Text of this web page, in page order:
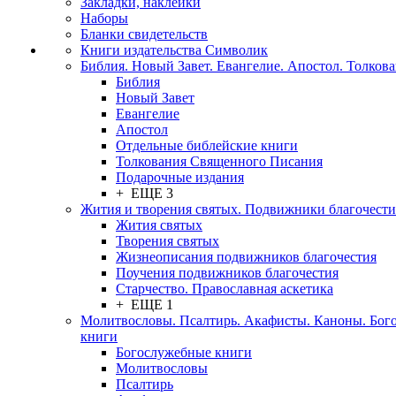
Наборы
Бланки свидетельств
Книги издательства Символик
Библия. Новый Завет. Евангелие. Апостол.
Библия
Новый Завет
Евангелие
Апостол
Отдельные библейские книги
Толкования Священного Писания
Подарочные издания
+ ЕЩЕ 3
Жития и творения святых. Подвижники
Жития святых
Творения святых
Жизнеописания подвижников благочестия
Поучения подвижников благочестия
Старчество. Православная аскетика
+ ЕЩЕ 1
Молитвословы. Псалтирь. Акафисты. Каноны.
книги
Богослужебные книги
Молитвословы
Псалтирь